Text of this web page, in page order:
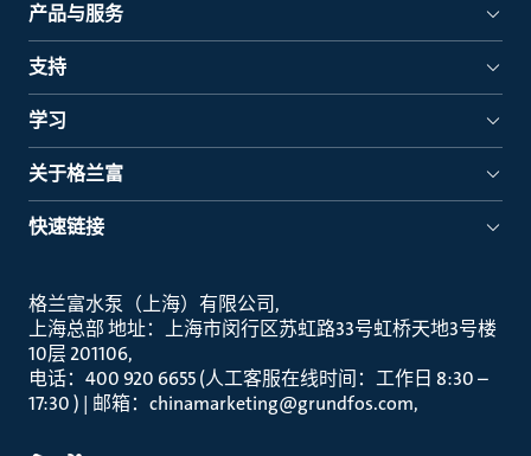
产品与服务
支持
学习
关于格兰富
快速链接
格兰富水泵（上海）有限公司
上海总部 地址：上海市闵行区苏虹路33号虹桥天地3号楼
10层 201106
电话：400 920 6655 (人工客服在线时间：工作日 8:30 –
17:30 ) | 邮箱：chinamarketing@grundfos.com